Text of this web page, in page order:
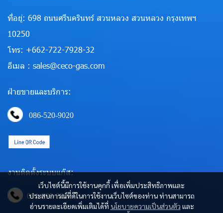
เว็บไซต์นี้มีการใช้งานคุกกี้ เพื่อเพิ่มประสิทธิภาพและ
ประสบการณ์ที่ดีในการใช้งานเว็บไซต์ของท่าน ท่านสามารถ
อ่านรายละเอียดเพิ่มเติมได้ที่ นโยบายความเป็นส่วนตัว และ
ที่อยู่: 698 ถนนศรีนครินทร์ สวนหลวง สวนหลวง กรุงเทพฯ
10250
โทร: +662-722-7928-32
อีเมล : sales@ceco-gas.com
ฝ่ายขายและบริการ:
086-520-9020
งานติดตั้งระบบแก๊ส:
081-890-3290